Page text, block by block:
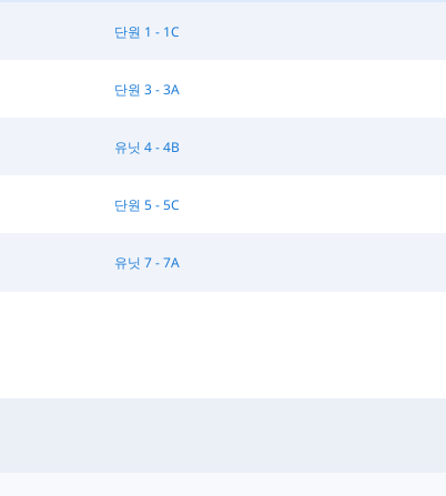
단원 1 - 1C
단원 3 - 3A
유닛 4 - 4B
단원 5 - 5C
유닛 7 - 7A